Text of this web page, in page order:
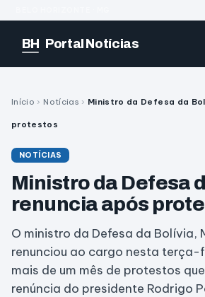
BH Portal Notícias
Início › Notícias › Ministro da Defesa da
protestos
NOTÍCIAS
Ministro da Defesa
renuncia após
O ministro da Defesa da Bolívia,
renunciou ao cargo nesta
mais de um mês de protestos
renúncia do presidente Rodrigo